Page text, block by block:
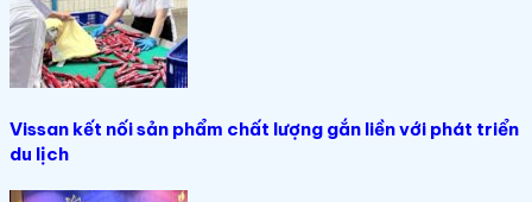
Vissan kết nối sản phẩm chất lượng gắn liền với phát triển
du lịch